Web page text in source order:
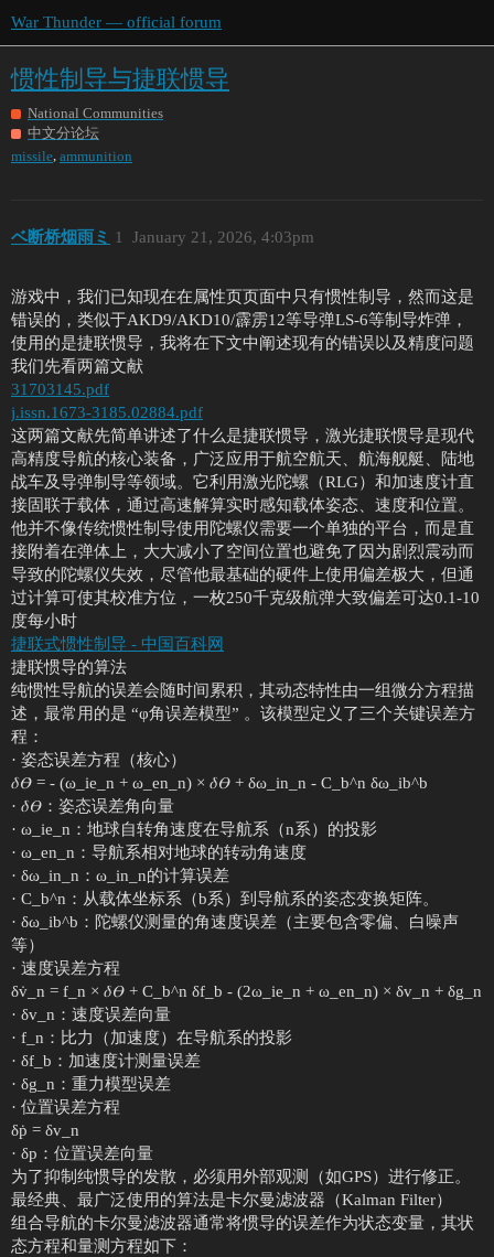
War Thunder — official forum
惯性制导与捷联惯导
National Communities
中文分论坛
missile, ammunition
ベ断桥烟雨ミ January 21, 2026, 4:03pm
1
游戏中，我们已知现在在属性页页面中只有惯性制导，然而这是
错误的，类似于AKD9/AKD10/霹雳12等导弹LS-6等制导炸弹，
使用的是捷联惯导，我将在下文中阐述现有的错误以及精度问题
我们先看两篇文献
31703145.pdf
j.issn.1673-3185.02884.pdf
这两篇文献先简单讲述了什么是捷联惯导，激光捷联惯导是现代
高精度导航的核心装备，广泛应用于航空航天、航海舰艇、陆地
战车及导弹制导等领域。它利用激光陀螺（RLG）和加速度计直
接固联于载体，通过高速解算实时感知载体姿态、速度和位置。
他并不像传统惯性制导使用陀螺仪需要一个单独的平台，而是直
接附着在弹体上，大大减小了空间位置也避免了因为剧烈震动而
导致的陀螺仪失效，尽管他最基础的硬件上使用偏差极大，但通
过计算可使其校准方位，一枚250千克级航弹大致偏差可达0.1-10
度每小时
捷联式惯性制导 - 中国百科网
捷联惯导的算法
纯惯性导航的误差会随时间累积，其动态特性由一组微分方程描
述，最常用的是 “φ角误差模型” 。该模型定义了三个关键误差方
程：
· 姿态误差方程（核心）
𝛿𝛳̇ = - (ω_ie_n + ω_en_n) × 𝛿𝛳 + δω_in_n - C_b^n δω_ib^b
· 𝛿𝛳：姿态误差角向量
· ω_ie_n：地球自转角速度在导航系（n系）的投影
· ω_en_n：导航系相对地球的转动角速度
· δω_in_n：ω_in_n的计算误差
· C_b^n：从载体坐标系（b系）到导航系的姿态变换矩阵。
· δω_ib^b：陀螺仪测量的角速度误差（主要包含零偏、白噪声
等）
· 速度误差方程
δv̇_n = f_n × 𝛿𝛳 + C_b^n δf_b - (2ω_ie_n + ω_en_n) × δv_n + δg_n
· δv_n：速度误差向量
· f_n：比力（加速度）在导航系的投影
· δf_b：加速度计测量误差
· δg_n：重力模型误差
· 位置误差方程
δṗ = δv_n
· δp：位置误差向量
为了抑制纯惯导的发散，必须用外部观测（如GPS）进行修正。
最经典、最广泛使用的算法是卡尔曼滤波器（Kalman Filter）
组合导航的卡尔曼滤波器通常将惯导的误差作为状态变量，其状
态方程和量测方程如下：